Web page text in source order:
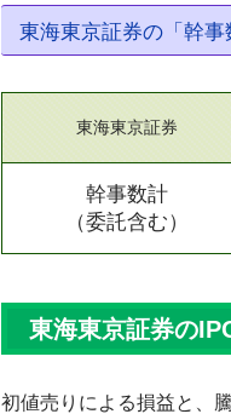
東海東京証券の「幹
東海東京証券
幹事数計
（委託含む）
東海東京証券の
初値売りによる損益と、